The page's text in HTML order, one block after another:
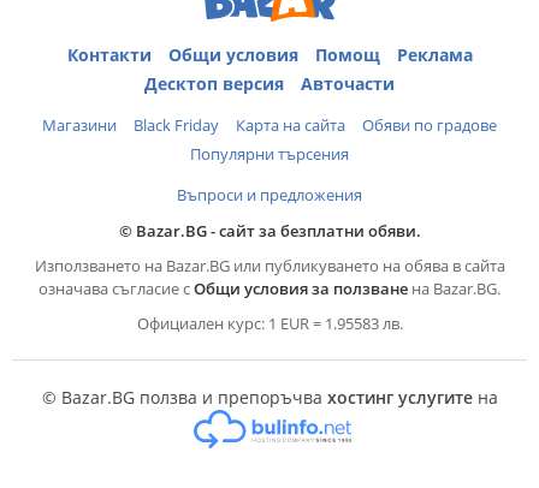
Контакти Общи условия Помощ
Реклама
Десктоп версия
Авточасти
Магазини Black Friday Карта на сайта
Обяви по градове
Популярни търсения
Въпроси и предложения
© Bazar.BG - сайт за безплатни обяви.
Използването на Bazar.BG или публикуването на обява в сайта
означава съгласие сОбщи условия за ползване на Bazar.BG.
Официален курс: 1 EUR = 1.95583 лв.
© Bazar.BG ползва и препоръчва хостинг услугитена